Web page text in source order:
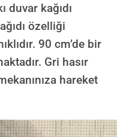
kağıdı
özelliği
90 cm’de bir
Gri hasır
hareket